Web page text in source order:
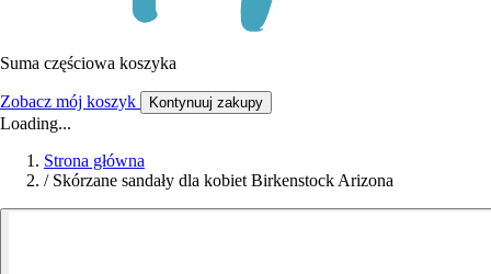
Suma częściowa koszyka
Zobacz mój koszyk Kontynuuj zakupy
Loading...
Strona główna
/ Skórzane sandały dla kobiet Birkenstock Arizona